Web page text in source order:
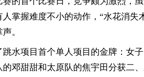
掌握难度不小的动作，“水花消失
。
跳水项目首个单人项目的金牌：女
邓甜甜和太原队的焦宇田分获二